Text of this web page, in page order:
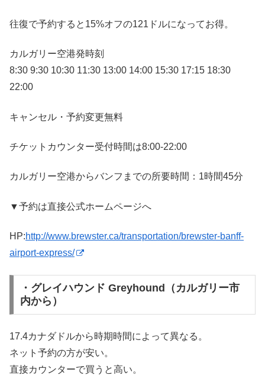
往復で予約すると15%オフの121ドルになってお得。
カルガリー空港発時刻
8:30 9:30 10:30 11:30 13:00 14:00 15:30 17:15 18:30
22:00
キャンセル・予約変更無料
チケットカウンター受付時間は8:00-22:00
カルガリー空港からバンフまでの所要時間：1時間45分
▼予約は直接公式ホームページへ
HP:http://www.brewster.ca/transportation/brewster-banff-
airport-express/
・グレイハウンド Greyhound（カルガリー市
内から）
17.4カナダドルから時期時間によって異なる。
ネット予約の方が安い。
直接カウンターで買うと高い。